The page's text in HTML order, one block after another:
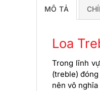
MÔ TẢ
Loa
Trong lĩnh
(treble)
nên vô